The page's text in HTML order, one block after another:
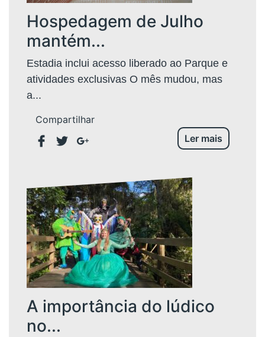
Hospedagem de Julho
mantém...
Estadia inclui acesso liberado ao Parque e
atividades exclusivas O mês mudou, mas
a...
Compartilhar
Ler mais
A importância do lúdico
no...